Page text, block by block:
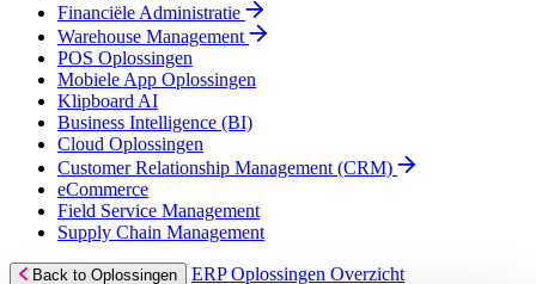
Financiële Administratie
Warehouse Management
POS Oplossingen
Mobiele App Oplossingen
Klipboard AI
Business Intelligence (BI)
Cloud Oplossingen
Customer Relationship Management (CRM)
eCommerce
Field Service Management
Supply Chain Management
Back to Oplossingen
ERP Oplossingen Overzicht